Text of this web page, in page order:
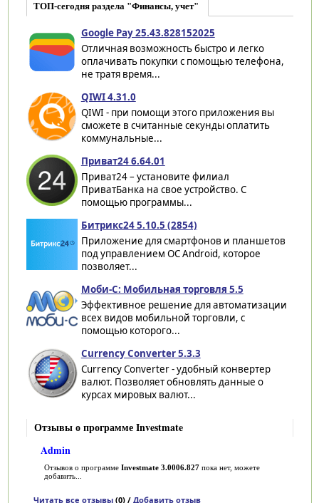
ТОП-сегодня раздела "Финансы, учет"
Google Pay 25.43.828152025
Отличная возможность быстро и легко
оплачивать покупки с помощью телефона,
не тратя время...
QIWI 4.31.0
QIWI - при помощи этого приложения вы
сможете в считанные секунды оплатить
коммунальные...
Приват24 6.64.01
Приват24 – установите филиал
ПриватБанка на свое устройство. С
помощью программы...
Битрикс24 5.10.5 (2854)
Приложение для смартфонов и планшетов
под управлением ОС Android, которое
позволяет...
Моби-С: Мобильная торговля 5.5
Эффективное решение для автоматизации
всех видов мобильной торговли, с
помощью которого...
Currency Converter 5.3.3
Currency Converter - удобный конвертер
валют. Позволяет обновлять данные о
курсах мировых валют...
Отзывы о программе Investmate
Admin
Отзывов о программе Investmate 3.0006.827пока нет, можете
добавить...
Читать все отзывы(0) / Добавить отзыв